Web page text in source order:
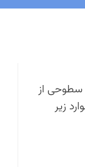
سطوحی از
زیر